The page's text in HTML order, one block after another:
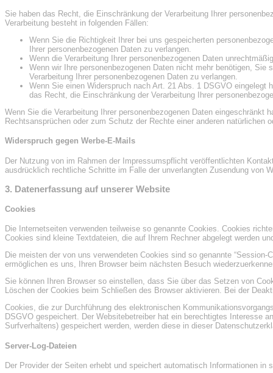
Sie haben das Recht, die Einschränkung der Verarbeitung Ihrer
Verarbeitung besteht in folgenden Fällen:
Wenn Sie die Richtigkeit Ihrer bei uns gespeicherten
Ihrer personenbezogenen Daten zu verlangen.
Wenn die Verarbeitung Ihrer personenbezogenen Daten
Wenn wir Ihre personenbezogenen Daten nicht mehr benötigen,
Verarbeitung Ihrer personenbezogenen Daten zu verlangen.
Wenn Sie einen Widerspruch nach Art. 21 Abs. 1 DSGVO
das Recht, die Einschränkung der Verarbeitung Ihrer
Wenn Sie die Verarbeitung Ihrer personenbezogenen Daten eingeschränkt
Rechtsansprüchen oder zum Schutz der Rechte einer anderen
Widerspruch gegen Werbe-E-Mails
Der Nutzung von im Rahmen der Impressumspflicht veröffentlichten
ausdrücklich rechtliche Schritte im Falle der unverlangten Zusendung von
3. Datenerfassung auf unserer Website
Cookies
Die Internetseiten verwenden teilweise so genannte Cookies. Cookies
Cookies sind kleine Textdateien, die auf Ihrem Rechner abgelegt werden
Die meisten der von uns verwendeten Cookies sind so genannte
ermöglichen es uns, Ihren Browser beim nächsten Besuch
Sie können Ihren Browser so einstellen, dass Sie über das Setzen von
Löschen der Cookies beim Schließen des Browser aktivieren. Bei der
Cookies, die zur Durchführung des elektronischen
DSGVO gespeichert. Der Websitebetreiber hat ein berechtigtes Interesse
Surfverhaltens) gespeichert werden, werden diese in dieser
Server-Log-Dateien
Der Provider der Seiten erhebt und speichert automatisch Informationen